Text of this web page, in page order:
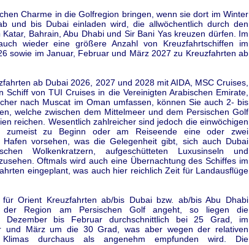
Charme in die Golfregion bringen, wenn sie dort im Winter
und bis Dubai einladen wird, die allwöchentlich durch den
Bahrain, Abu Dhabi und Sir Bani Yas kreuzen dürfen. Im
wieder eine größere Anzahl von Kreuzfahrtschiffen im
sowie im Januar, Februar und März 2027 zu Kreuzfahrten ab
ab Dubai 2026, 2027 und 2028 mit AIDA, MSC Cruises,
Schiff von TUI Cruises in die Vereinigten Arabischen Emirate,
nach Muscat im Oman umfassen, können Sie auch 2- bis
welche zwischen dem Mittelmeer und dem Persischen Golf
reichen. Wesentlich zahlreicher sind jedoch die einwöchigen
zumeist zu Beginn oder am Reiseende eine oder zwei
Hafen vorsehen, was die Gelegenheit gibt, sich auch Dubai
Wolkenkratzern, aufgeschütteten Luxusinseln und
Oftmals wird auch eine Übernachtung des Schiffes im
eingeplant, was auch hier reichlich Zeit für Landausflüge
Orient Kreuzfahrten ab/bis Dubai bzw. ab/bis Abu Dhabi
Region am Persischen Golf angeht, so liegen die
Dezember bis Februar durchschnittlich bei 25 Grad, im
und März um die 30 Grad, was aber wegen der relativen
durchaus als angenehm empfunden wird. Die